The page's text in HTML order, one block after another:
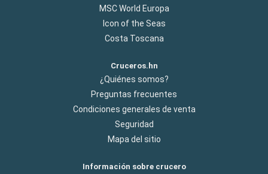
MSC World Europa
Icon of the Seas
Costa Toscana
Cruceros.hn
¿Quiénes somos?
Preguntas frecuentes
Condiciones generales de venta
Seguridad
Mapa del sitio
Información sobre crucero